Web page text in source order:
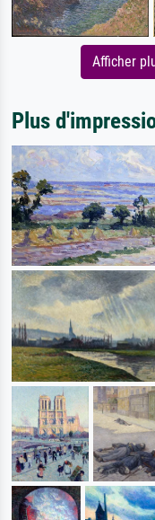
Afficher
Plus